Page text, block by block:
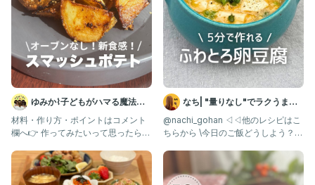
ゆみか⌇子どもがハマる魔法の
レシピ｜幼児食
材料・作り方・ポイントはコメント
欄へ👉 作ってみたいって思ったら
なち| "量りなし"でラクうまご
はん
@nachi_gohan ◁◁他のレシピはこ
ちらから \今日のご飯どうしよう？を